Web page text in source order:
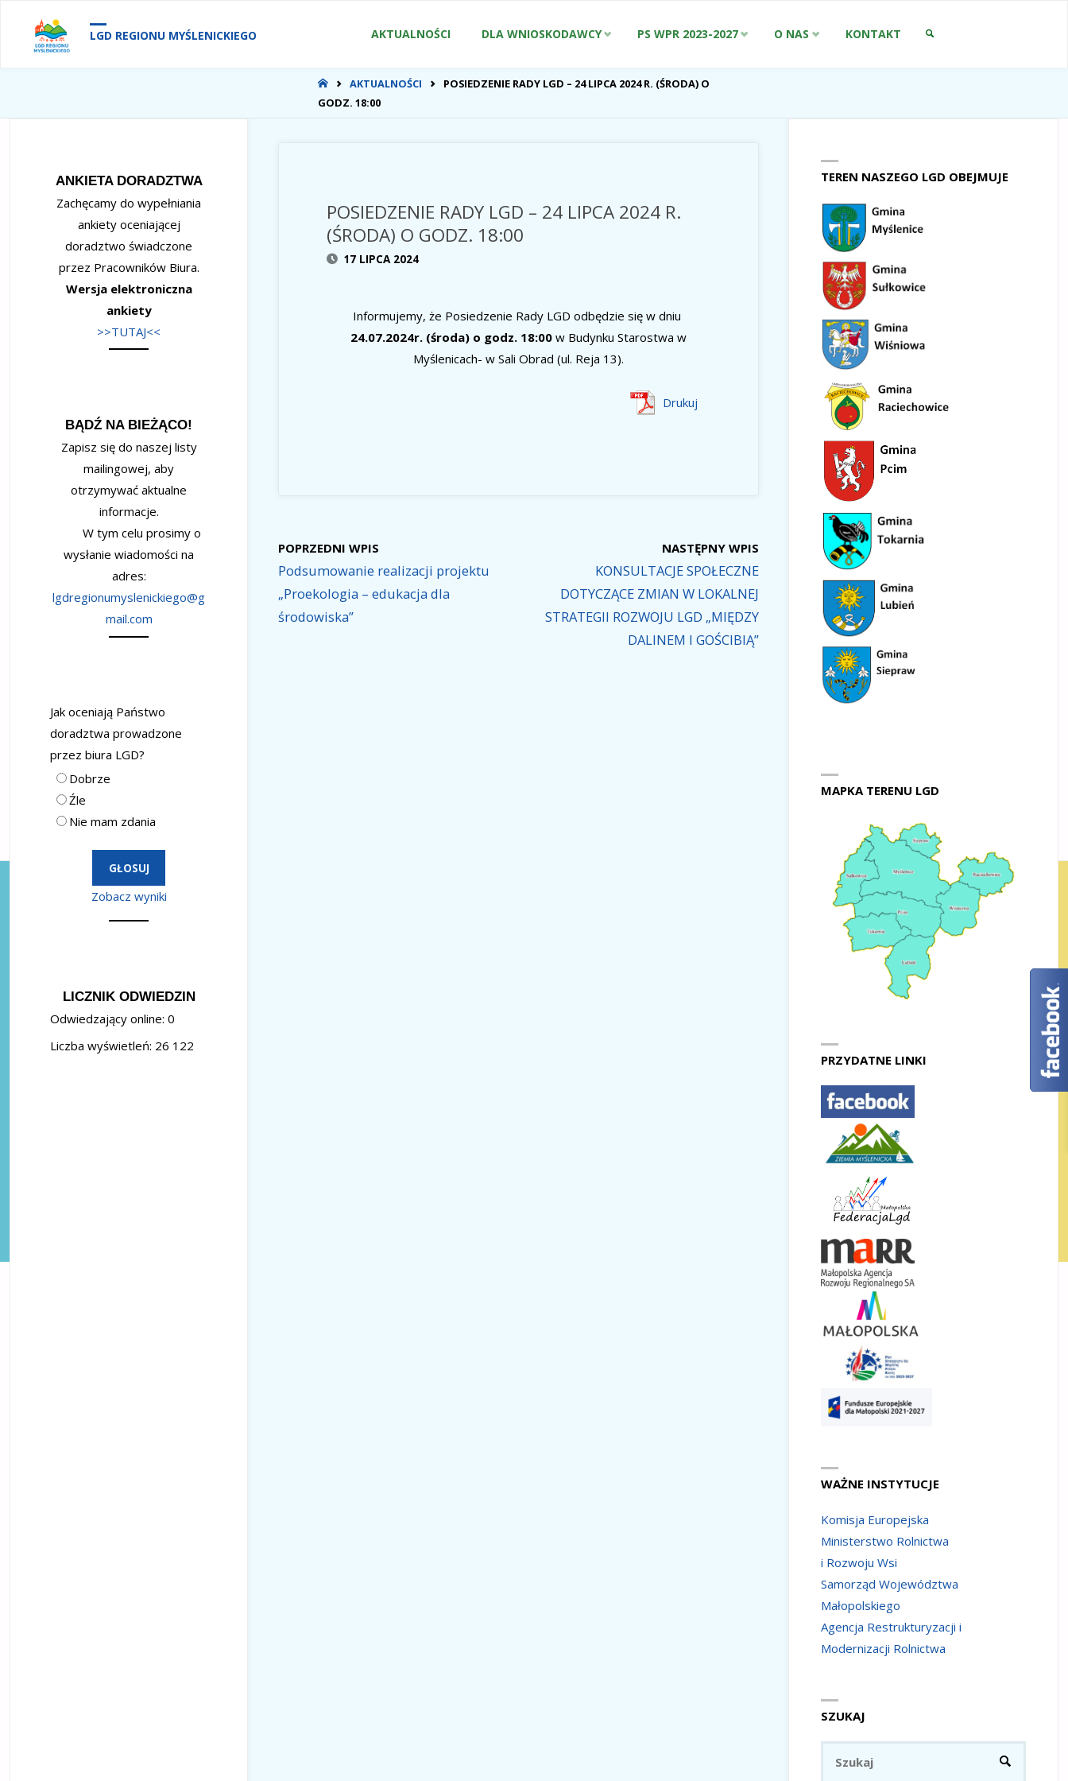
LGD REGIONU MYŚLENICKIEGO
treści
AKTUALNOŚCI DLA WNIOSKODAWCY PS WPR 2023-2027 O NAS KONTAKT
STRONA
GŁÓWNA
AKTUALNOŚCI
POSIEDZENIE RADY LGD – 24 LIPCA 2024 R. (ŚRODA) O
GODZ. 18:00
POSIEDZENIE RADY LGD – 24 LIPCA 2024 R.
(ŚRODA) O GODZ. 18:00
17 LIPCA 2024
Informujemy, że Posiedzenie Rady LGD odbędzie się w dniu
24.07.2024r. (środa) o godz. 18:00w Budynku Starostwa w
Myślenicach- w Sali Obrad (ul. Reja 13).
Drukuj
POPRZEDNI WPIS
Podsumowanie realizacji projektu
„Proekologia – edukacja dla
środowiska”
NASTĘPNY WPIS
KONSULTACJE SPOŁECZNE
DOTYCZĄCE ZMIAN W LOKALNEJ
STRATEGII ROZWOJU LGD „MIĘDZY
DALINEM I GOŚCIBIĄ”
ANKIETA DORADZTWA
Zachęcamy do wypełniania
ankiety oceniającej
doradztwo świadczone
przez Pracowników Biura.
Wersja elektroniczna
ankiety
>>TUTAJ<<
BĄDŹ NA BIEŻĄCO!
Zapisz się do naszej listy
mailingowej, aby
otrzymywać aktualne
informacje.
W tym celu prosimy o
wysłanie wiadomości na
adres:
lgdregionumyslenickiego@g
mail.com
Jak oceniają Państwo
doradztwa prowadzone
przez biura LGD?
Dobrze
Źle
Nie mam zdania
Zobacz wyniki
LICZNIK ODWIEDZIN
Odwiedzający online: 0
Liczba wyświetleń: 26 122
TEREN NASZEGO LGD OBEJMUJE
MAPKA TERENU LGD
PRZYDATNE LINKI
WAŻNE INSTYTUCJE
Komisja Europejska
Ministerstwo Rolnictwa
i Rozwoju Wsi
Samorząd Województwa
Małopolskiego
Agencja Restrukturyzacji i
Modernizacji Rolnictwa
SZUKAJ
SZUKAJ